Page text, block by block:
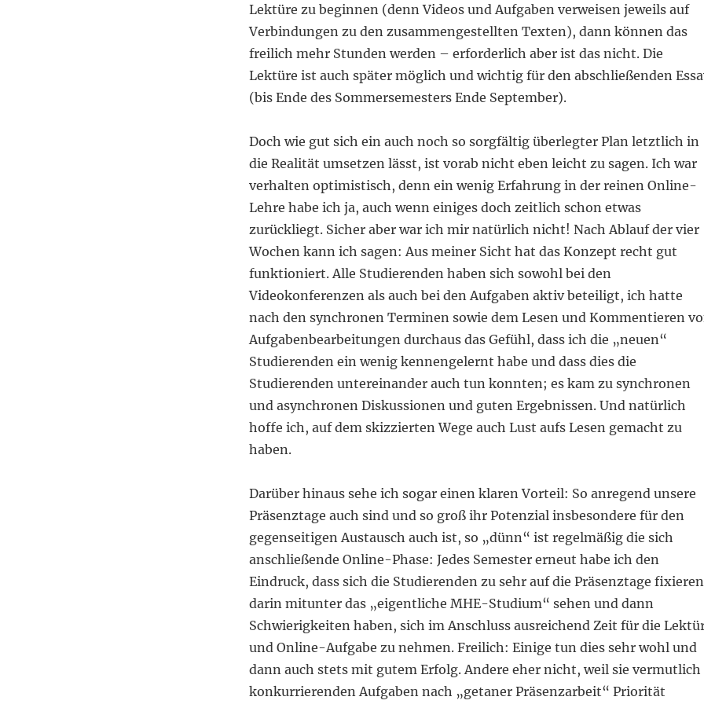
Lektüre zu beginnen (denn Videos und Aufgaben verweisen jeweils auf
Verbindungen zu den zusammengestellten Texten), dann können das
freilich mehr Stunden werden – erforderlich aber ist das nicht. Die
Lektüre ist auch später möglich und wichtig für den abschließenden
(bis Ende des Sommersemesters Ende September).
Doch wie gut sich ein auch noch so sorgfältig überlegter Plan letztlich in
die Realität umsetzen lässt, ist vorab nicht eben leicht zu sagen. Ich war
verhalten optimistisch, denn ein wenig Erfahrung in der reinen Online-
Lehre habe ich ja, auch wenn einiges doch zeitlich schon etwas
zurückliegt. Sicher aber war ich mir natürlich nicht! Nach Ablauf der vier
Wochen kann ich sagen: Aus meiner Sicht hat das Konzept recht gut
funktioniert. Alle Studierenden haben sich sowohl bei den
Videokonferenzen als auch bei den Aufgaben aktiv beteiligt, ich hatte
nach den synchronen Terminen sowie dem Lesen und Kommentieren
Aufgabenbearbeitungen durchaus das Gefühl, dass ich die „neuen“
Studierenden ein wenig kennengelernt habe und dass dies die
Studierenden untereinander auch tun konnten; es kam zu synchronen
und asynchronen Diskussionen und guten Ergebnissen. Und natürlich
hoffe ich, auf dem skizzierten Wege auch Lust aufs Lesen gemacht zu
haben.
Darüber hinaus sehe ich sogar einen klaren Vorteil: So anregend unsere
Präsenztage auch sind und so groß ihr Potenzial insbesondere für den
gegenseitigen Austausch auch ist, so „dünn“ ist regelmäßig die sich
anschließende Online-Phase: Jedes Semester erneut habe ich den
Eindruck, dass sich die Studierenden zu sehr auf die Präsenztage
darin mitunter das „eigentliche MHE-Studium“ sehen und dann
Schwierigkeiten haben, sich im Anschluss ausreichend Zeit für die
und Online-Aufgabe zu nehmen. Freilich: Einige tun dies sehr wohl und
dann auch stets mit gutem Erfolg. Andere eher nicht, weil sie vermutlich
konkurrierenden Aufgaben nach „getaner Präsenzarbeit“ Priorität